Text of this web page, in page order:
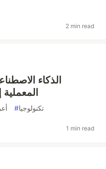
2 min read
#تكنولوجيا
1 min read